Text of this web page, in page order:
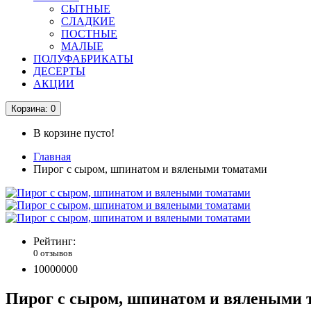
СЫТНЫЕ
СЛАДКИЕ
ПОСТНЫЕ
МАЛЫЕ
ПОЛУФАБРИКАТЫ
ДЕСЕРТЫ
АКЦИИ
Корзина: 0
В корзине пусто!
Главная
Пирог с сыром, шпинатом и вялеными томатами
Рейтинг:
0 отзывов
10000000
Пирог с сыром, шпинатом и вялеными